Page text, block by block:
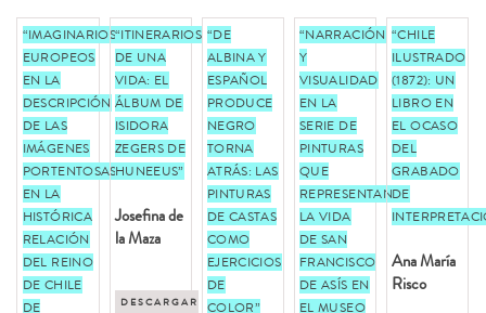
“IMAGINARIOS
EUROPEOS
EN LA
DESCRIPCIÓN
DE LAS
IMÁGENES
PORTENTOSAS
EN LA
HISTÓRICA
RELACIÓN
DEL REINO
DE CHILE
DE
“ITINERARIOS
DE UNA
VIDA: EL
ÁLBUM DE
ISIDORA
ZEGERS DE
HUNEEUS”
Josefina de
la Maza
DESCARGAR
“DE
ALBINA Y
ESPAÑOL
PRODUCE
NEGRO
TORNA
ATRÁS: LAS
PINTURAS
DE CASTAS
COMO
EJERCICIOS
DE
COLOR”
“NARRACIÓN
Y
VISUALIDAD
EN LA
SERIE DE
PINTURAS
QUE
REPRESENTAN
LA VIDA
DE SAN
FRANCISCO
DE ASÍS EN
EL MUSEO
“CHILE
ILUSTRADO
(1872): UN
LIBRO EN
EL OCASO
DEL
GRABADO
DE
Ana María
Risco